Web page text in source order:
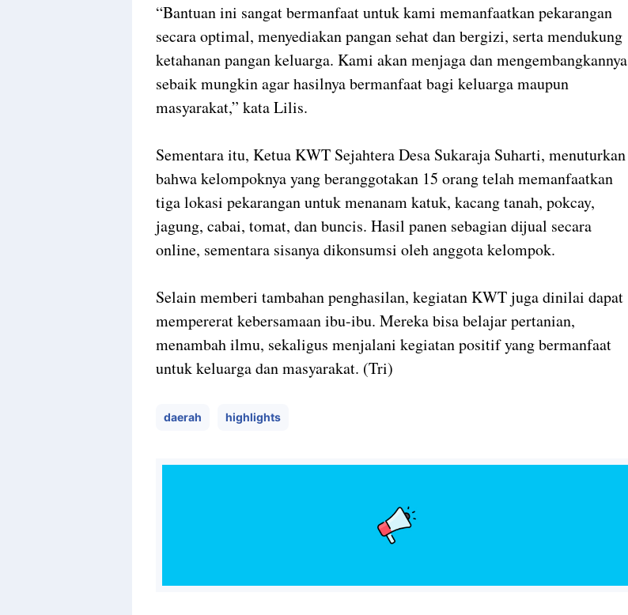
“Bantuan ini sangat bermanfaat untuk kami memanfaatkan pekarangan
secara optimal, menyediakan pangan sehat dan bergizi, serta mendukung
ketahanan pangan keluarga. Kami akan menjaga dan mengembangkannya
sebaik mungkin agar hasilnya bermanfaat bagi keluarga maupun
masyarakat,” kata Lilis.
Sementara itu, Ketua KWT Sejahtera Desa Sukaraja Suharti, menuturkan
bahwa kelompoknya yang beranggotakan 15 orang telah memanfaatkan
tiga lokasi pekarangan untuk menanam katuk, kacang tanah, pokcay,
jagung, cabai, tomat, dan buncis. Hasil panen sebagian dijual secara
online, sementara sisanya dikonsumsi oleh anggota kelompok.
Selain memberi tambahan penghasilan, kegiatan KWT juga dinilai dapat
mempererat kebersamaan ibu-ibu. Mereka bisa belajar pertanian,
menambah ilmu, sekaligus menjalani kegiatan positif yang bermanfaat
untuk keluarga dan masyarakat. (Tri)
daerah highlights